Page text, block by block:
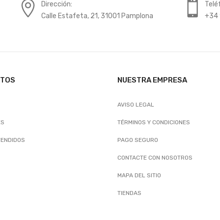
Dirección:
Calle Estafeta, 21, 31001 Pamplona
+34
NUESTRA EMPRESA
AVISO LEGAL
TÉRMINOS Y CONDICIONES
PAGO SEGURO
CONTACTE CON NOSOTROS
MAPA DEL SITIO
TIENDAS